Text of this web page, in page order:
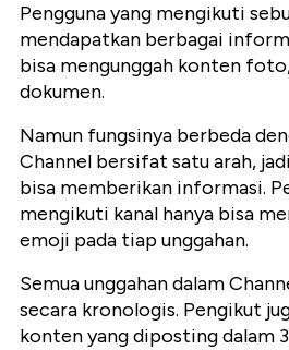
Pengguna yang mengikuti
mendapatkan berbagai
bisa mengunggah konten
dokumen.
Namun fungsinya berbeda
Channel bersifat satu arah,
bisa memberikan informasi.
mengikuti kanal hanya bisa
emoji pada tiap unggahan.
Semua unggahan dalam
secara kronologis. Pengikut
konten yang diposting dalam